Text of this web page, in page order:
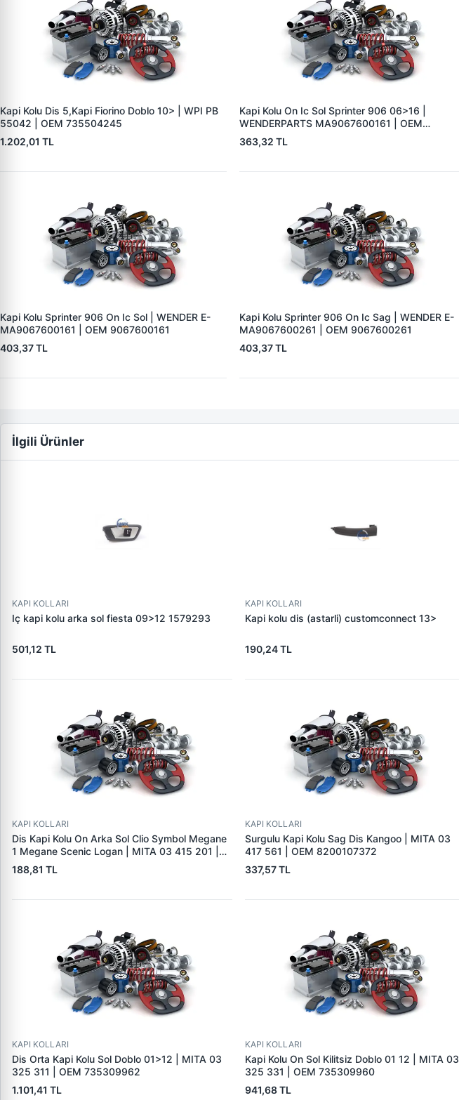
Kapi Kolu Dis 5,Kapi Fiorino Doblo 10> | WPI PB
55042 | OEM 735504245
1.202,01 TL
Kapi Kolu On Ic Sol Sprinter 906 06>16 |
WENDERPARTS MA9067600161 | OEM
A9067600161
363,32 TL
Kapi Kolu Sprinter 906 On Ic Sol | WENDER E-
MA9067600161 | OEM 9067600161
403,37 TL
Kapi Kolu Sprinter 906 On Ic Sag | WENDER E-
MA9067600261 | OEM 9067600261
403,37 TL
İlgili Ürünler
KAPI KOLLARI
Iç kapi kolu arka sol fiesta 09>12 1579293
501,12 TL
KAPI KOLLARI
Kapi kolu dis (astarli) customconnect 13>
190,24 TL
KAPI KOLLARI
Dis Kapi Kolu On Arka Sol Clio Symbol Megane
1 Megane Scenic Logan | MITA 03 415 201 |
OEM 7700434718 7700426086
188,81 TL
KAPI KOLLARI
Surgulu Kapi Kolu Sag Dis Kangoo | MITA 03
417 561 | OEM 8200107372
337,57 TL
KAPI KOLLARI
Dis Orta Kapi Kolu Sol Doblo 01>12 | MITA 03
325 311 | OEM 735309962
1.101,41 TL
KAPI KOLLARI
Kapi Kolu On Sol Kilitsiz Doblo 01 12 | MITA 03
325 331 | OEM 735309960
941,68 TL